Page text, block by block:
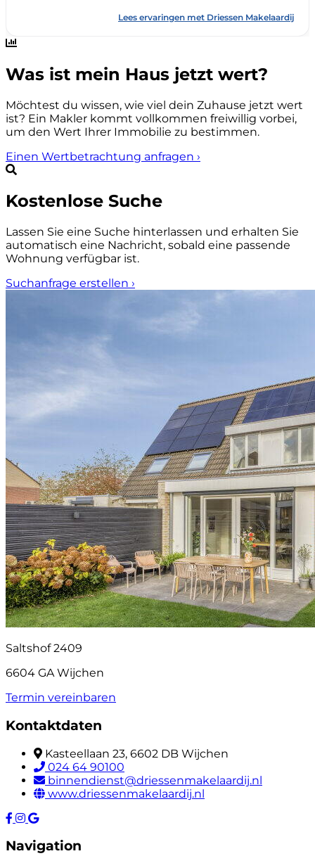
Was ist mein Haus jetzt wert?
Möchtest du wissen, wie viel dein Zuhause jetzt wert
ist? Ein Makler kommt vollkommen freiwillig vorbei,
um den Wert Ihrer Immobilie zu bestimmen.
Einen Wertbetrachtung anfragen ›
Kostenlose Suche
Lassen Sie eine Suche hinterlassen und erhalten Sie
automatisch eine Nachricht, sobald eine passende
Wohnung verfügbar ist.
Suchanfrage erstellen ›
Saltshof 2409
6604 GA Wijchen
Termin vereinbaren
Kontaktdaten
Kasteellaan 23, 6602 DB Wijchen
024 64 90100
binnendienst@driessenmakelaardij.nl
www.driessenmakelaardij.nl
Navigation